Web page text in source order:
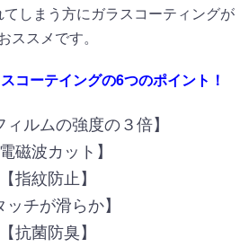
しまう方にガラスコーティングが
ススメです。
コーテイングの6つのポイント！
ィルムの強度の３倍】
電磁波カット】
【指紋防止】
ッチが滑らか】
【抗菌防臭】